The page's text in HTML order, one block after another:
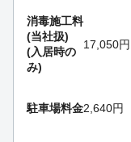
消毒施工料
(当社扱)
(入居時の
み)
17,050円
駐車場料金2,640円